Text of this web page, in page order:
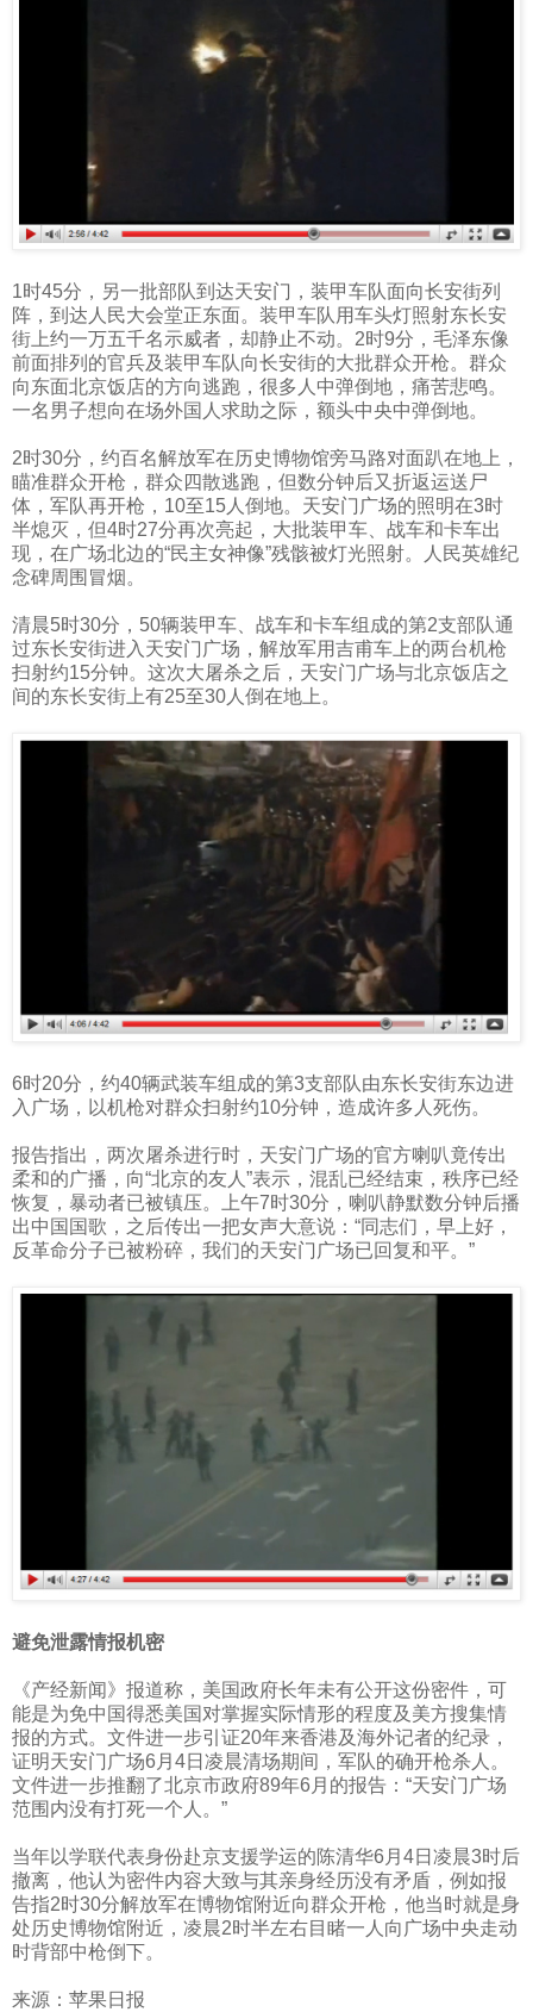
1时45分，另一批部队到达天安门，装甲车队面向长安街列
阵，到达人民大会堂正东面。装甲车队用车头灯照射东长安
街上约一万五千名示威者，却静止不动。 2时9分，毛泽东像
前面排列的官兵及装甲车队向长安街的大批群众开枪。群众
向东面北京饭店的方向逃跑，很多人中弹倒地，痛苦悲鸣。
一名男子想向在场外国人求助之际，额头中央中弹倒地。
2时30分，约百名解放军在历史博物馆旁马路对面趴在地上，
瞄准群众开枪，群众四散逃跑，但数分钟后又折返运送尸
体，军队再开枪， 10至15 人倒地。天安门广场的照明在3时
半熄灭，但4时27分再次亮起，大批装甲车、战车和卡车出
现，在广场北边的“民主女神像”残骸被灯光照射。人民英雄纪
念碑周围冒烟。
清晨5时30分， 50辆装甲车、战车和卡车组成的第2支部队通
过东长安街进入天安门广场，解放军用吉甫车上的两台机枪
扫射约15分钟。这次大屠杀之后，天安门广场与北京饭店之
间的东长安街上有25至30 人倒在地上。
6时20分，约40辆武装车组成的第3支部队由东长安街东边进
入广场，以机枪对群众扫射约10分钟，造成许多人死伤。
报告指出，两次屠杀进行时，天安门广场的官方喇叭竟传出
柔和的广播，向“北京的友人”表示，混乱已经结束，秩序已经
恢复，暴动者已被镇压。上午7时30分，喇叭静默数分钟后播
出中国国歌，之后传出一把女声大意说：“同志们，早上好，
反革命分子已被粉碎，我们的天安门广场已回复和平。”
避免泄露情报机密
《产经新闻》报道称，美国政府长年未有公开这份密件，可
能是为免中国得悉美国对掌握实际情形的程度及美方搜集情
报的方式。文件进一步引证20年来香港及海外记者的纪录，
证明天安门广场6 月 4日凌晨清场期间，军队的确开枪杀人。
文件进一步推翻了北京市政府89年6 月的报告：“天安门广场
范围内没有打死一个人。”
当年以学联代表身份赴京支援学运的陈清华6 月 4日凌晨3时后
撤离，他认为密件内容大致与其亲身经历没有矛盾，例如报
告指2时30分解放军在博物馆附近向群众开枪，他当时就是身
处历史博物馆附近，凌晨2时半左右目睹一人向广场中央走动
时背部中枪倒下。
来源：苹果日报